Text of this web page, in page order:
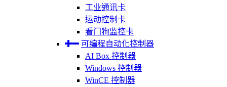
工业通讯卡
运动控制卡
看门狗监控卡
可编程自动化控制器
AI Box 控制器
Windows 控制器
WinCE 控制器